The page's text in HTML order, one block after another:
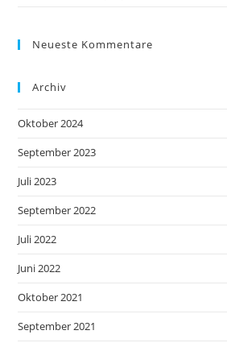
Neueste Kommentare
Archiv
Oktober 2024
September 2023
Juli 2023
September 2022
Juli 2022
Juni 2022
Oktober 2021
September 2021